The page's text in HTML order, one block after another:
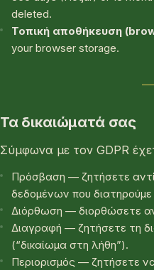
deleted.
Τοπική αποθήκευση
your browser storage.
Τα δικαιώματά σας
Σύμφωνα με τον GDPR
Πρόσβαση — ζητήσετε
δεδομένων που
Διόρθωση — διορθώσετε
Διαγραφή — ζητήσετε τη
(“δικαίωμα στη λήθη”).
Περιορισμός — ζητήσετε